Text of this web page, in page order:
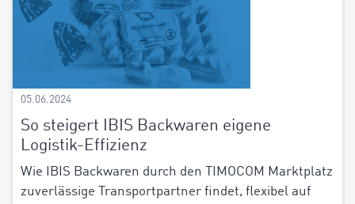
05.06.2024
So steigert IBIS Backwaren eigene
Logistik-Effizienz
Wie IBIS Backwaren durch den TIMOCOM Marktplatz
zuverlässige Transportpartner findet, flexibel auf